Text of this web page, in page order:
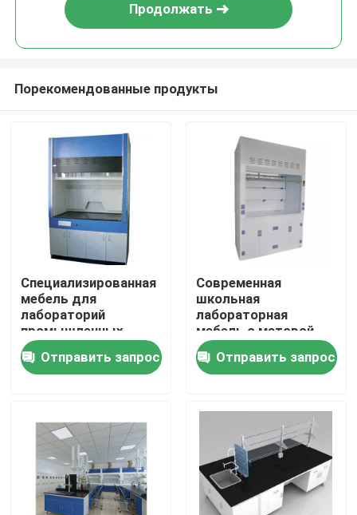
Дома
Контакты
Продукция
Продолжать
Порекомендованные продукты
Специализированная
мебель для
лабораторий
промышленных
школ с матовой
поверхностью
Отправить запрос
Современная
школьная
лабораторная
мебель с матовой
поверхностью
Отправить запрос